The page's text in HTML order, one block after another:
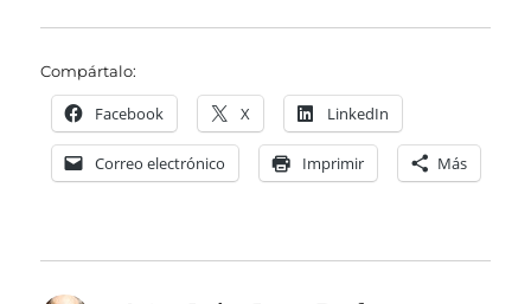
Compártalo:
Facebook X LinkedIn
Correo electrónico Imprimir Más